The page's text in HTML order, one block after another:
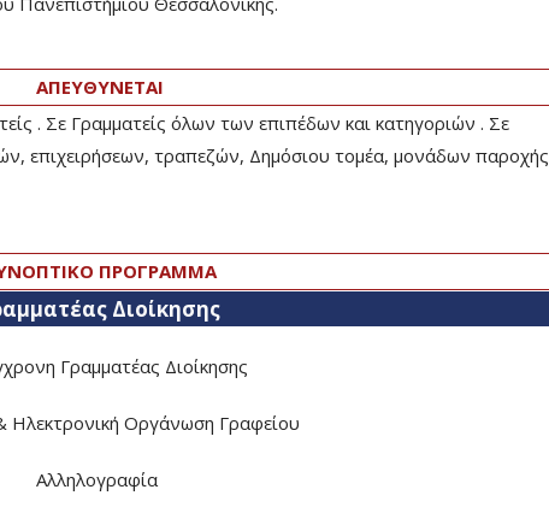
ΑΠΕΥΘΥΝΕΤΑΙ
. Σε Γραμματείς όλων των επιπέδων και κατηγοριών . Σε
επιχειρήσεων, τραπεζών, Δημόσιου τομέα, μονάδων παροχής
ΠΡΟΓΡΑΜΜΑ
Διοίκησης
Γραμματέας Διοίκησης
Οργάνωση Γραφείου
Αλληλογραφία